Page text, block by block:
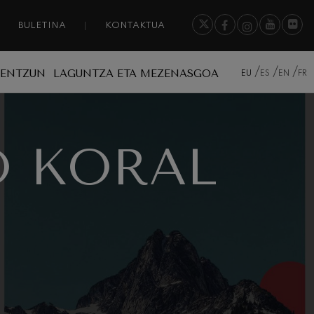
BULETINA KONTAKTUA
LAGUNTZA ETA MEZENASGOA EU ES EN FR
KORAL